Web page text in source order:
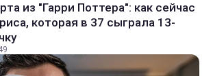
из "Гарри Поттера": как сейчас
которая в 37 сыграла 13-